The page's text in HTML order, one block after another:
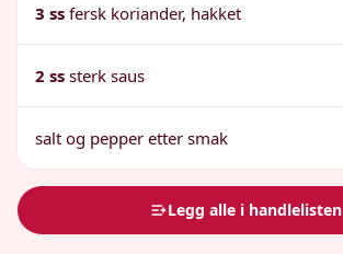
3 ss fersk koriander, hakket
2 ss sterk saus
salt og pepper etter smak
Legg alle i handlelisten